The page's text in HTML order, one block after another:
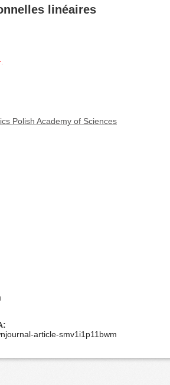
linéaires
Polish Academy of Sciences
article-smv1i1p11bwm